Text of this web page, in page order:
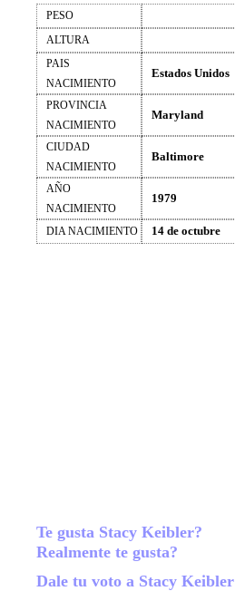
PESO
ALTURA
PAIS
NACIMIENTO
Estados Unidos
PROVINCIA
NACIMIENTO
Maryland
CIUDAD
NACIMIENTO
Baltimore
AÑO
NACIMIENTO
1979
DIA NACIMIENTO 14 de octubre
Te gusta Stacy Keibler?
Realmente te gusta?
Dale tu voto a Stacy Keibler